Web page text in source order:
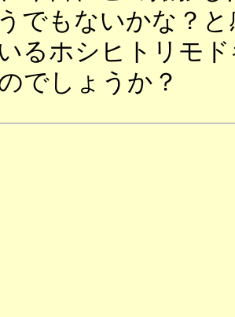
でもないかな？
るホシヒトリモ
でしょうか？